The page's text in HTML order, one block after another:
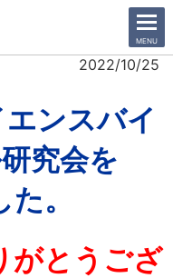
CLOSE
MENU
2022/10/25
ンスバイ
究会を
。
がとうござ
ィ